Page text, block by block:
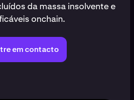
da massa insolvente e
onchain.
em contacto